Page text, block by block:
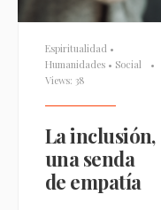
Espiritualidad •
Humanidades • Social
•
Views: 38
La inclusión,
una senda
de empatía